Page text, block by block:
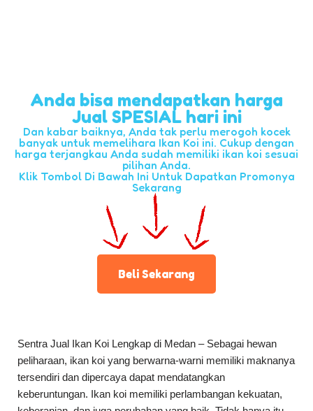
Anda bisa mendapatkan harga
Jual SPESIAL hari ini
Dan kabar baiknya, Anda tak perlu merogoh kocek
banyak untuk memelihara Ikan Koi ini. Cukup dengan
harga terjangkau Anda sudah memiliki ikan koi sesuai
pilihan Anda.
Klik Tombol Di Bawah Ini Untuk Dapatkan Promonya
Sekarang
Beli Sekarang
Sentra Jual Ikan Koi Lengkap di Medan – Sebagai hewan
peliharaan, ikan koi yang berwarna-warni memiliki maknanya
tersendiri dan dipercaya dapat mendatangkan
keberuntungan. Ikan koi memiliki perlambangan kekuatan,